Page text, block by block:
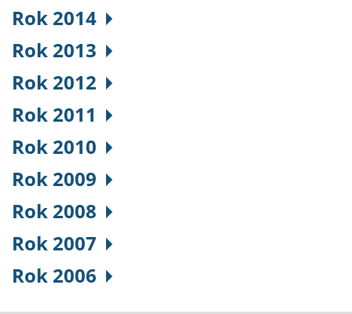
Rok 2014
Rok 2013
Rok 2012
Rok 2011
Rok 2010
Rok 2009
Rok 2008
Rok 2007
Rok 2006